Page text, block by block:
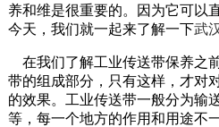
养和维是很重要的。因为它可以
今天，我们就一起来了解一下武
在我们了解工业传送带保养之
带的组成部分，只有这样，才对
的效果。工业传送带一般分为输
等，每一个地方的作用和用途不